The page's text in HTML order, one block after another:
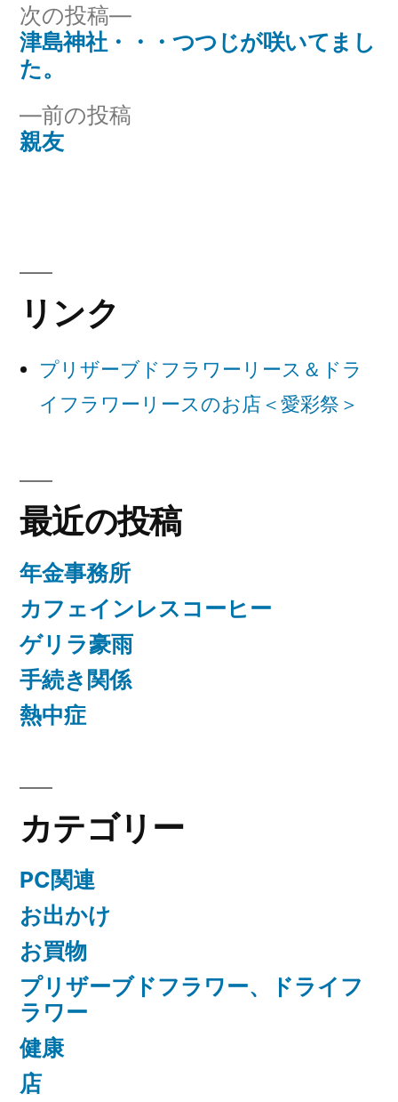
ー:
投
ナ
シ
ョ
ン
前の投稿
親友
次の投稿
次
の
津島神社・・・つつじが咲いてまし
た。
リンク
プリザーブドフラワーリース＆ドラ
イフラワーリースのお店＜愛彩祭＞
最近の投稿
年金事務所
カフェインレスコーヒー
ゲリラ豪雨
手続き関係
熱中症
カテゴリー
PC関連
お出かけ
お買物
プリザーブドフラワー、ドライフ
ラワー
健康
店